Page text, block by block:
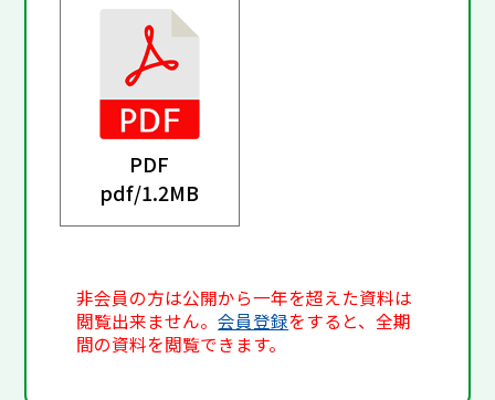
PDF
pdf/1.2MB
非会員の方は公開から一年を超えた資料は
閲覧出来ません。会員登録をすると、全期
間の資料を閲覧できます。